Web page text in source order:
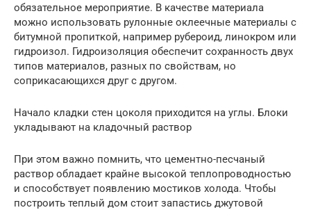
обязательное мероприятие. В качестве материала
можно использовать рулонные оклеечные материалы с
битумной пропиткой, например рубероид, линокром или
гидроизол. Гидроизоляция обеспечит сохранность двух
типов материалов, разных по свойствам, но
соприкасающихся друг с другом.
Начало кладки стен цоколя приходится на углы. Блоки
укладывают на кладочный раствор
При этом важно помнить, что цементно-песчаный
раствор обладает крайне высокой теплопроводностью
и способствует появлению мостиков холода. Чтобы
построить теплый дом стоит запастись джутовой